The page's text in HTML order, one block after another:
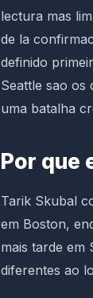
lectura mas
de la
definido
Seattle sao os
uma batalha
Por que
Tarik Skubal
em Boston,
mais tarde em
diferentes ao